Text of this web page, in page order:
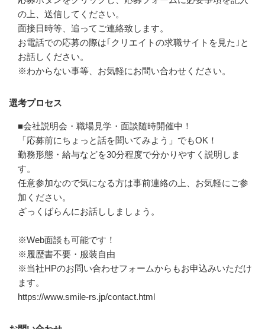
の上、送信してください。
面接日時等、追ってご連絡致します。
お電話での応募の際は｢クリエイトの求職サイトを見た｣と
お話しください。
※わからない事等、お気軽にお問い合わせください。
選考プロセス
■会社説明会・職場見学・面談随時開催中！
「応募前にちょっと話を聞いてみよう」でもOK！
勤務形態・給与などを30分程度で分かりやすく説明しま
す。
任意参加なので気になる方は事前連絡の上、お気軽にご参
加ください。
ざっくばらんにお話ししましょう。
※Web面談も可能です！
※履歴書不要・服装自由
※当社HPのお問い合わせフォームからもお申込みいただけ
ます。
https://www.smile-rs.jp/contact.html